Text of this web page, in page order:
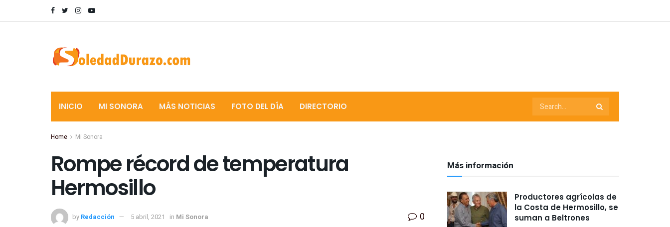
INICIO MI SONORA MÁS NOTICIAS FOTO DEL DÍA DIRECTORIO
Home Mi Sonora
Rompe récord de temperatura
Hermosillo
by Redacción 5 abril, 2021 in Mi Sonora 0
Más información
Productores agrícolas de
la Costa de Hermosillo, se
suman a Beltrones